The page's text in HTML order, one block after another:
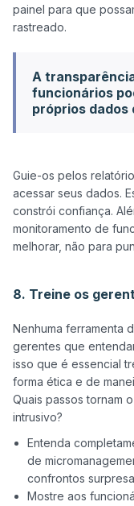
painel para que
A
funcionários
próprios dados
Guie-os pelos
acessar seus dados.
constrói confiança.
monitoramento de
melhorar, não para
8. Treine os
Nenhuma ferramenta
gerentes que
isso que é essencial
forma ética e de
Quais passos tornam
Entenda
de
confrontos
Mostre aos